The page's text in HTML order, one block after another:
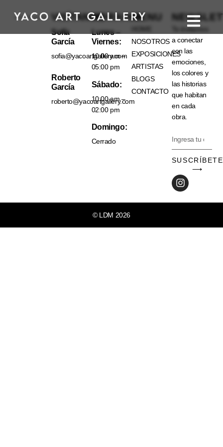
VISÍTANOS
Sofía
García
sofia@yacoartgallery.com
Roberto
García
roberto@yacoartgallery.com
HORARIO
Lunes –
Viernes:
10:00 am –
05:00 pm
Sábado:
10:00 am –
02:00 pm
Domingo:
Cerrado
MENU
NOSOTROS
EXPOSICIONES
ARTISTAS
BLOGS
CONTACTO
Te invitamos
a conectar
con las
emociones,
los colores y
las historias
que habitan
en cada
obra.
SUSCRÍBETE
⟶
© LDM 2026